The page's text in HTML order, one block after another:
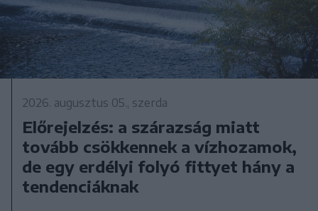
2026. augusztus 05., szerda
Előrejelzés: a szárazság miatt
tovább csökkennek a vízhozamok,
de egy erdélyi folyó fittyet hány a
tendenciáknak